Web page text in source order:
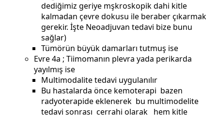
dediğimiz geriye mşkroskopik dahi kitle
kalmadan çevre dokusu ile beraber çıkarmak
gerekir. İşte Neoadjuvan tedavi bize bunu
sağlar)
Tümörün büyük damarları tutmuş ise
Evre 4a ; Tiimomanın plevra yada perikarda
yayılmış ise
Multimodalite tedavi uygulanılır
Bu hastalarda önce kemoterapi bazen
radyoterapide eklenerek bu multimodelite
tedavi sonrası cerrahi olarak hem kitle